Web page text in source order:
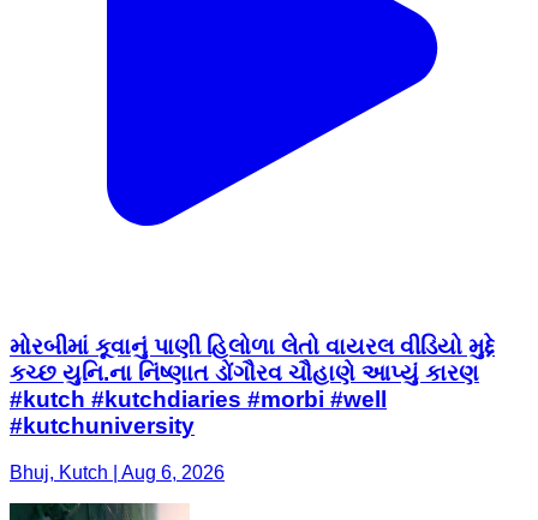
મોરબીમાં કૂવાનું પાણી હિલોળા લેતો વાયરલ વીડિયો મુદ્દે
કચ્છ યુનિ.ના નિંષ્ણાત ડોંગૌરવ ચૌહાણે આપ્યું કારણ
#kutch #kutchdiaries #morbi #well
#kutchuniversity
Bhuj, Kutch | Aug 6, 2026